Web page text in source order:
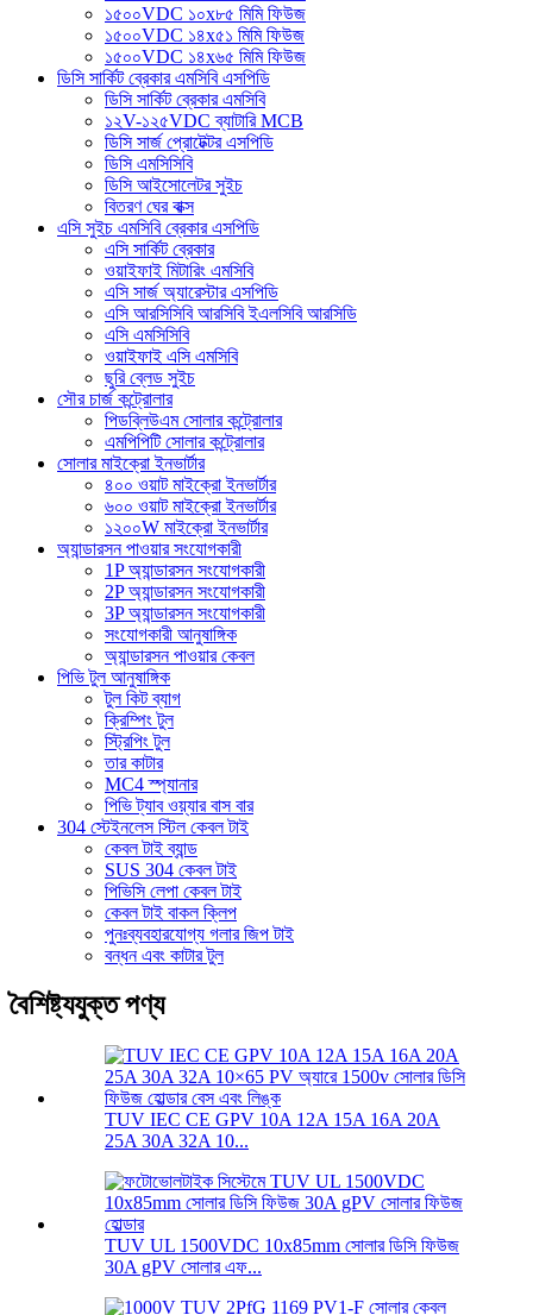
১৫০০VDC ১০x৮৫ মিমি ফিউজ
১৫০০VDC ১৪x৫১ মিমি ফিউজ
১৫০০VDC ১৪x৬৫ মিমি ফিউজ
ডিসি সার্কিট ব্রেকার এমসিবি এসপিডি
ডিসি সার্কিট ব্রেকার এমসিবি
১২V-১২৫VDC ব্যাটারি MCB
ডিসি সার্জ প্রোটেক্টর এসপিডি
ডিসি এমসিসিবি
ডিসি আইসোলেটর সুইচ
বিতরণ ঘের বাক্স
এসি সুইচ এমসিবি ব্রেকার এসপিডি
এসি সার্কিট ব্রেকার
ওয়াইফাই মিটারিং এমসিবি
এসি সার্জ অ্যারেস্টার এসপিডি
এসি আরসিসিবি আরসিবি ইএলসিবি আরসিডি
এসি এমসিসিবি
ওয়াইফাই এসি এমসিবি
ছুরি ব্লেড সুইচ
সৌর চার্জ কন্ট্রোলার
পিডব্লিউএম সোলার কন্ট্রোলার
এমপিপিটি সোলার কন্ট্রোলার
সোলার মাইক্রো ইনভার্টার
৪০০ ওয়াট মাইক্রো ইনভার্টার
৬০০ ওয়াট মাইক্রো ইনভার্টার
১২০০W মাইক্রো ইনভার্টার
অ্যান্ডারসন পাওয়ার সংযোগকারী
1P অ্যান্ডারসন সংযোগকারী
2P অ্যান্ডারসন সংযোগকারী
3P অ্যান্ডারসন সংযোগকারী
সংযোগকারী আনুষাঙ্গিক
অ্যান্ডারসন পাওয়ার কেবল
পিভি টুল আনুষাঙ্গিক
টুল কিট ব্যাগ
ক্রিম্পিং টুল
স্ট্রিপিং টুল
তার কাটার
MC4 স্প্যানার
পিভি ট্যাব ওয়্যার বাস বার
304 স্টেইনলেস স্টিল কেবল টাই
কেবল টাই ব্যান্ড
SUS 304 কেবল টাই
পিভিসি লেপা কেবল টাই
কেবল টাই বাকল ক্লিপ
পুনঃব্যবহারযোগ্য গলার জিপ টাই
বন্ধন এবং কাটার টুল
বৈশিষ্ট্যযুক্ত পণ্য
TUV IEC CE GPV 10A 12A 15A 16A 20A
25A 30A 32A 10...
TUV UL 1500VDC 10x85mm সোলার ডিসি ফিউজ
30A gPV সোলার এফ...